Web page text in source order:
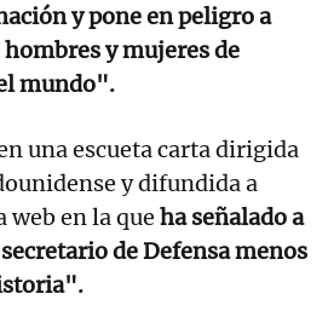
y pone en peligro a
y mujeres de
mundo".
una escueta carta dirigida
y difundida a
web en la que ha señalado a
de Defensa menos